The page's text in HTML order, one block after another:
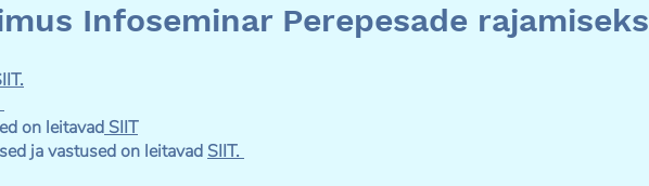
Infoseminar Perepesade rajamiseks
on leitavad SIIT
ja vastused on leitavad SIIT.